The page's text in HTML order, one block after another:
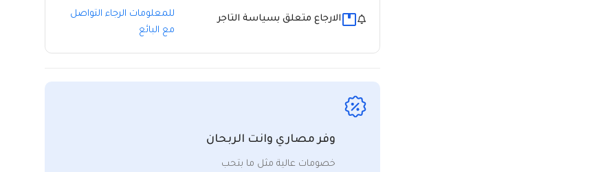
الارجاع متعلق بسياسة التاجر
للمعلومات الرجاء التواصل
مع البائع
وفر مصاري وانت الربحان
خصومات عالية مثل ما بتحب